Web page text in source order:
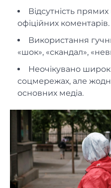
Відсутність
офіційних коментарів.
Використання
«шок», «скандал»,
Неочікувано
соцмережах, але
основних медіа.